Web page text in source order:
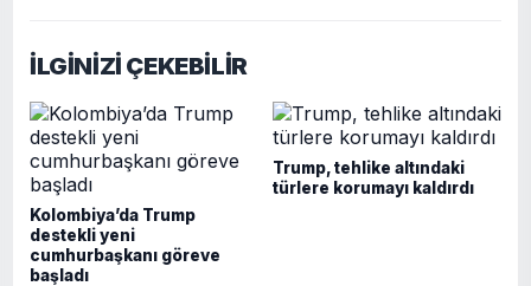
İLGİNİZİ ÇEKEBİLİR
Kolombiya’da Trump
destekli yeni
cumhurbaşkanı göreve
başladı
Trump, tehlike altındaki
türlere korumayı kaldırdı